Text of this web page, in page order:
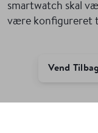
smartwatch skal
være konfigureret
Vend